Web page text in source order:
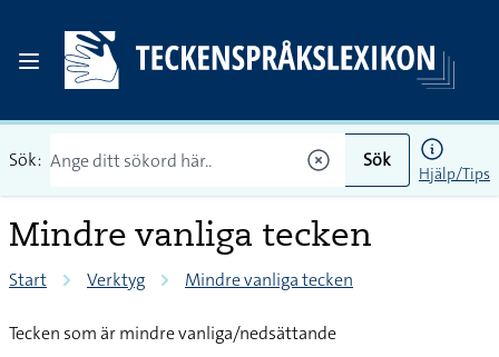
Sök: Sök
Hjälp/Tips
Mindre vanliga tecken
Start Verktyg Mindre vanliga tecken
Tecken som är mindre vanliga/nedsättande